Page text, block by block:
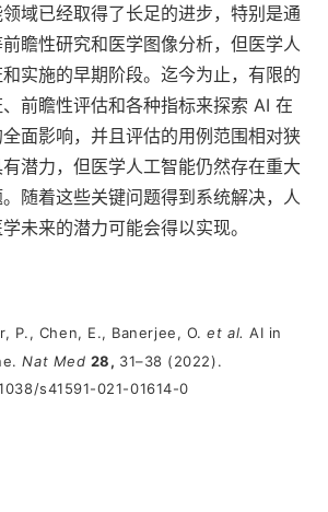
域已经取得了长足的进步，特别是通
瞻性研究和医学图像分析，但医学人
实施的早期阶段。迄今为止，有限的
前瞻性评估和各种指标来探索 AI 在
面影响，并且评估的用例范围相对狭
潜力，但医学人工智能仍然存在重大
随着这些关键问题得到系统解决，人
未来的潜力可能会得以实现。
P., Chen, E., Banerjee, O.et al. AI in
Nat Med 28, 31–38 (2022).
s41591-021-01614-0